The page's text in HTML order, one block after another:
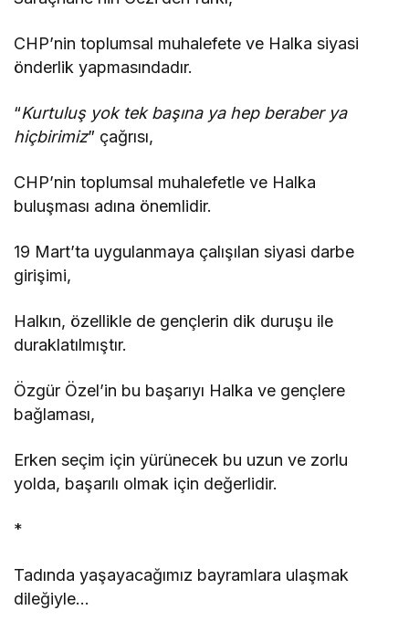
CHP’nin toplumsal muhalefete ve Halka siyasi
önderlik yapmasındadır.
“Kurtuluş yok tek başına ya hep beraber ya
hiçbirimiz” çağrısı,
CHP’nin toplumsal muhalefetle ve Halka
buluşması adına önemlidir.
19 Mart’ta uygulanmaya çalışılan siyasi darbe
girişimi,
Halkın, özellikle de gençlerin dik duruşu ile
duraklatılmıştır.
Özgür Özel’in bu başarıyı Halka ve gençlere
bağlaması,
Erken seçim için yürünecek bu uzun ve zorlu
yolda, başarılı olmak için değerlidir.
*
Tadında yaşayacağımız bayramlara ulaşmak
dileğiyle…